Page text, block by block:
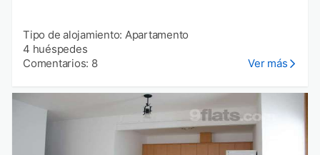
Tipo de alojamiento: Apartamento
4 huéspedes
Comentarios: 8
Ver más